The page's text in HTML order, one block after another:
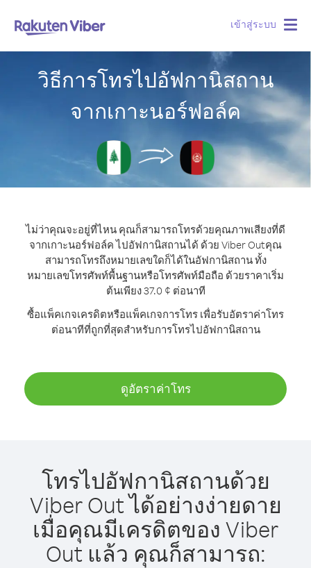
เข้าสู่ระบบ
วิธีการโทรไปอัฟกานิสถาน
จากเกาะนอร์ฟอล์ค
ไม่ว่าคุณจะอยู่ที่ไหน คุณก็สามารถโทรด้วยคุณภาพเสียงที่ดี
จากเกาะนอร์ฟอล์ค ไปอัฟกานิสถานได้ ด้วย Viber Outคุณ
สามารถโทรถึงหมายเลขใดก็ได้ในอัฟกานิสถาน ทั้ง
หมายเลขโทรศัพท์พื้นฐานหรือโทรศัพท์มือถือ ด้วยราคาเริ่ม
ต้นเพียง 37.0 ¢ ต่อนาที
ซื้อแพ็คเกจเครดิตหรือแพ็คเกจการโทร เพื่อรับอัตราค่าโทร
ต่อนาทีที่ถูกที่สุดสำหรับการโทรไปอัฟกานิสถาน
ดูอัตราค่าโทร
โทรไปอัฟกานิสถานด้วย
Viber Out ได้อย่างง่ายดาย
เมื่อคุณมีเครดิตของ Viber
Out แล้ว คุณก็สามารถ: